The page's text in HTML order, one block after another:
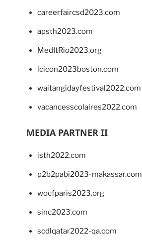
careerfaircsd2023.com
apsth2023.com
MedItRio2023.org
lcicon2023boston.com
waitangidayfestival2022.com
vacancesscolaires2022.com
MEDIA PARTNER II
isth2022.com
p2b2pabi2023-makassar.com
wocfparis2023.org
sinc2023.com
scdlqatar2022-qa.com